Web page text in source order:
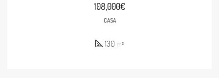
108,000€
CASA
130 m²